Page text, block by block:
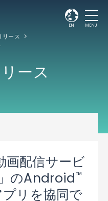
EN MENU
リース
TV」のAndroid
ース
画配信サービ
のAndroid™
リを協同で